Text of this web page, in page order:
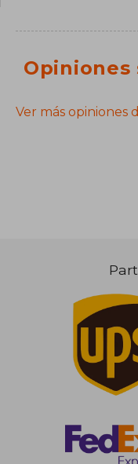
Opiniones
Ver más opiniones